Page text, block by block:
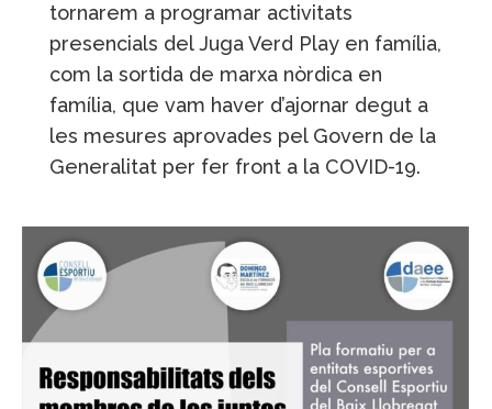
tornarem a programar activitats
presencials del Juga Verd Play en família,
com la sortida de marxa nòrdica en
família, que vam haver d’ajornar degut a
les mesures aprovades pel Govern de la
Generalitat per fer front a la COVID-19.